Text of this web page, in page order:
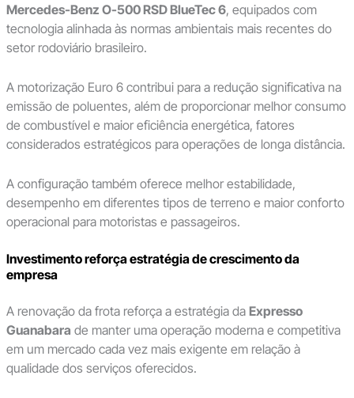
Mercedes-Benz O-500 RSD BlueTec 6, equipados com
tecnologia alinhada às normas ambientais mais recentes do
setor rodoviário brasileiro.
A motorização Euro 6 contribui para a redução significativa na
emissão de poluentes, além de proporcionar melhor consumo
de combustível e maior eficiência energética, fatores
considerados estratégicos para operações de longa distância.
A configuração também oferece melhor estabilidade,
desempenho em diferentes tipos de terreno e maior conforto
operacional para motoristas e passageiros.
Investimento reforça estratégia de crescimento da
empresa
A renovação da frota reforça a estratégia da Expresso
Guanabara de manter uma operação moderna e competitiva
em um mercado cada vez mais exigente em relação à
qualidade dos serviços oferecidos.